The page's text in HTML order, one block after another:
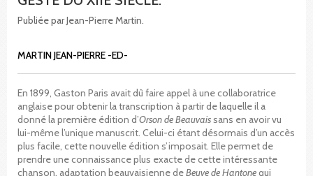
Publiée par Jean-Pierre Martin.
MARTIN JEAN-PIERRE -ED-
En 1899, Gaston Paris avait dû faire appel à une collaboratrice
anglaise pour obtenir la transcription à partir de laquelle il a
donné la première édition d’Orson de Beauvaissans en avoir vu
lui-même l’unique manuscrit. Celui-ci étant désormais d’un accès
plus facile, cette nouvelle édition s’imposait. Elle permet de
prendre une connaissance plus exacte de cette intéressante
chanson, adaptation beauvaisienne deBeuve de Hantonequi